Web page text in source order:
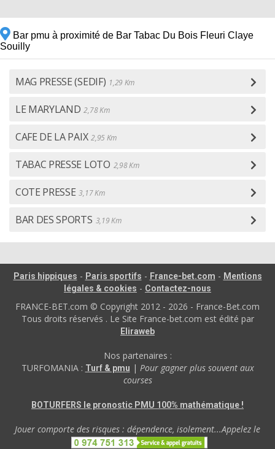
Bar pmu à proximité de Bar Tabac Du Bois Fleuri Claye
Souilly
MAG PRESSE (SEDIF) 1,29 Km
LE MARYLAND 2,78 Km
CAFE DE LA PAIX 2,95 Km
TABAC PRESSE LOTO 2,98 Km
COTE PRESSE 3,17 Km
BAR DES SPORTS 3,19 Km
Paris hippiques - Paris sportifs - France-bet.com - Mentions
légales & cookies - Contactez-nous
FRANCE-BET.com © Copyright 2012 - 2026 - France-Bet.com
Tous droits réservés . Le Site France-bet.com est édité par
Eliraweb
Nos partenaires :
TURFOMANIA : Turf & pmu | Pour gagner plus souvent aux
courses
BOTURFERS le pronostic PMU 100% mathématique !
Jouer comporte des risques : dépendence, isolement...Appelez le